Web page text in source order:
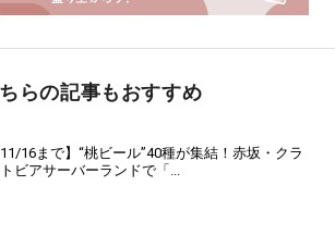
らの記事もおすすめ
11/16まで】“桃ビール”40種が集結！赤坂・クラ
ビアサーバーランドで「...